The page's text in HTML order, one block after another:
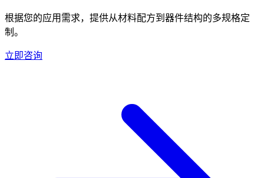
根据您的应用需求，提供从材料配方到器件结构的多规格定
制。
立即咨询